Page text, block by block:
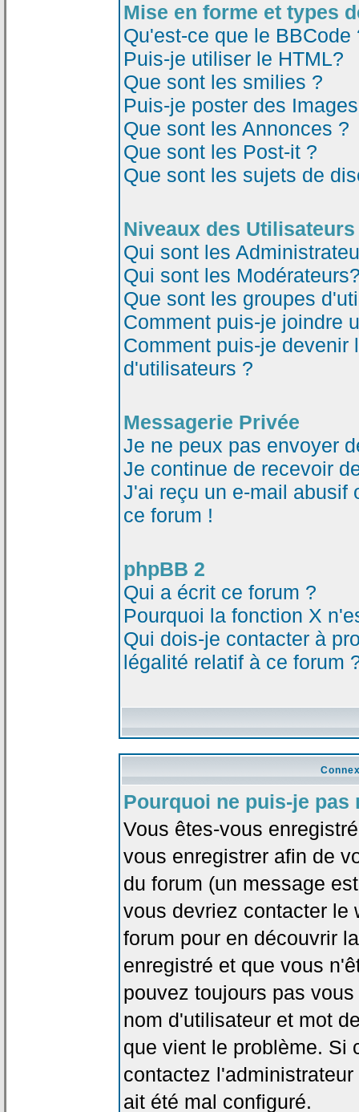
Mise en forme et types
Qu'est-ce que le BBCode
Puis-je utiliser le HTML?
Que sont les smilies ?
Puis-je poster des
Que sont les Annonces ?
Que sont les Post-it ?
Que sont les sujets de
Niveaux des
Qui sont les
Qui sont les
Que sont les groupes
Comment puis-je joindre
Comment puis-je devenir
d'utilisateurs ?
Messagerie Privée
Je ne peux pas envoyer
Je continue de recevoir
J'ai reçu un e-mail abusif
ce forum !
phpBB 2
Qui a écrit ce forum ?
Pourquoi la fonction X
Qui dois-je contacter à
légalité relatif à ce forum
Pourquoi ne puis-je pas
Vous êtes-vous
vous enregistrer afin de
du forum (un message
vous devriez contacter le
forum pour en découvrir
enregistré et que vous
pouvez toujours pas
nom d'utilisateur et mot
que vient le problème. Si
contactez
ait été mal configuré.